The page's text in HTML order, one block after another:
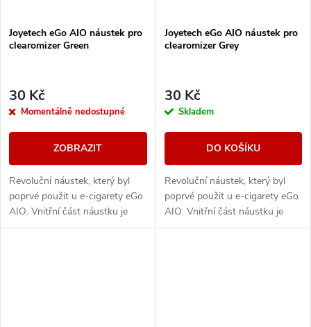
Joyetech eGo AIO náustek pro
clearomizer Green
30 Kč
Momentálně nedostupné
ZOBRAZIT
Revoluční náustek, který byl
poprvé použit u e-cigarety eGo
AIO. Vnitřní část náustku je
spirálovitého tvaru = ochrana
Joyetech eGo AIO náustek pro
clearomizer Grey
30 Kč
Skladem
DO KOŠÍKU
Revoluční náustek, který byl
poprvé použit u e-cigarety eGo
AIO. Vnitřní část náustku je
spirálovitého tvaru = ochrana